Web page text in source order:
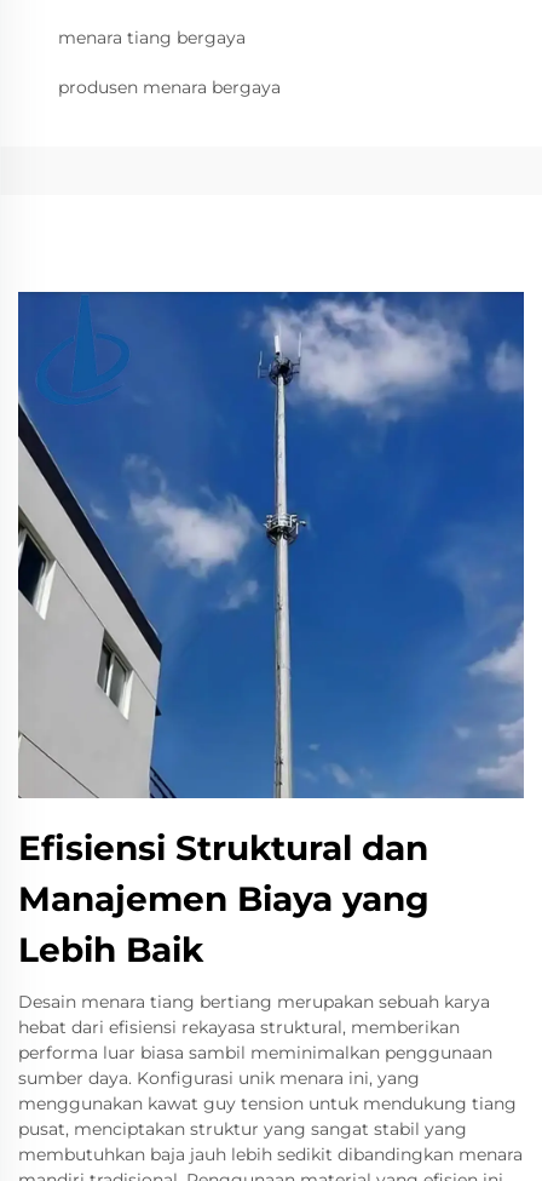
menara tiang bergaya
produsen menara bergaya
Efisiensi Struktural dan
Manajemen Biaya yang
Lebih Baik
Desain menara tiang bertiang merupakan sebuah karya
hebat dari efisiensi rekayasa struktural, memberikan
performa luar biasa sambil meminimalkan penggunaan
sumber daya. Konfigurasi unik menara ini, yang
menggunakan kawat guy tension untuk mendukung tiang
pusat, menciptakan struktur yang sangat stabil yang
membutuhkan baja jauh lebih sedikit dibandingkan menara